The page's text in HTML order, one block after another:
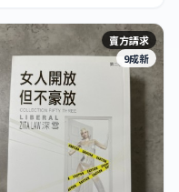
賣方請求
9成新